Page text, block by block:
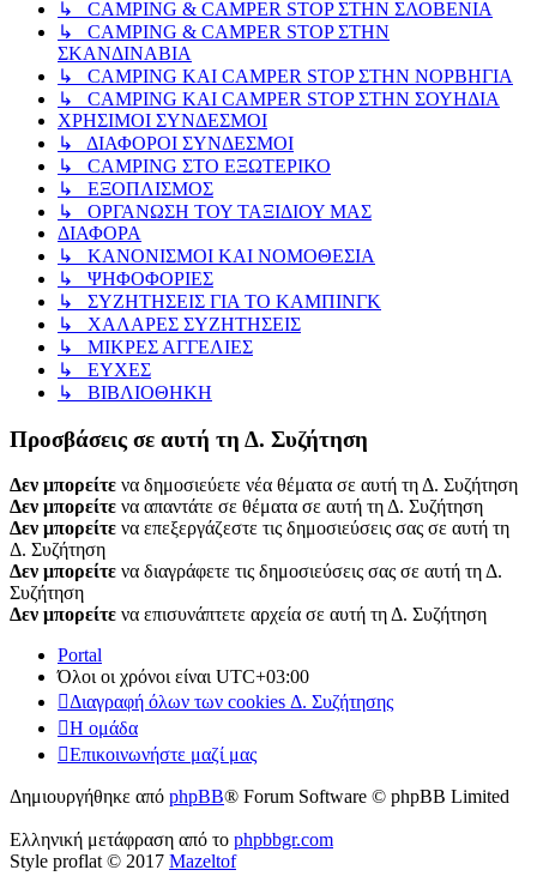
↳ CAMPING & CAMPER STOP ΣΤΗΝ ΣΛΟΒΕΝΙΑ
↳ CAMPING & CAMPER STOP ΣΤΗΝ
ΣΚΑΝΔΙΝΑΒΙΑ
↳ CAMPING KAI CAMPER STOP ΣΤΗΝ ΝΟΡΒΗΓΙΑ
↳ CAMPING KAI CAMPER STOP ΣΤΗΝ ΣΟΥΗΔΙΑ
ΧΡΗΣΙΜΟΙ ΣΥΝΔΕΣΜΟΙ
↳ ΔΙΑΦΟΡΟΙ ΣΥΝΔΕΣΜΟΙ
↳ CAMPING ΣΤΟ ΕΞΩΤΕΡΙΚΟ
↳ ΕΞΟΠΛΙΣΜΟΣ
↳ ΟΡΓΑΝΩΣΗ ΤΟΥ ΤΑΞΙΔΙΟΥ ΜΑΣ
ΔΙΑΦΟΡΑ
↳ ΚΑΝΟΝΙΣΜΟΙ ΚΑΙ ΝΟΜΟΘΕΣΙΑ
↳ ΨΗΦΟΦΟΡΙΕΣ
↳ ΣΥΖΗΤΗΣΕΙΣ ΓΙΑ ΤΟ ΚΑΜΠΙΝΓΚ
↳ ΧΑΛΑΡΕΣ ΣΥΖΗΤΗΣΕΙΣ
↳ ΜΙΚΡΕΣ ΑΓΓΕΛΙΕΣ
↳ ΕΥΧΕΣ
↳ ΒΙΒΛΙΟΘΗΚΗ
Προσβάσεις σε αυτή τη Δ. Συζήτηση
Δεν μπορείτε να δημοσιεύετε νέα θέματα σε αυτή τη Δ. Συζήτηση
Δεν μπορείτε να απαντάτε σε θέματα σε αυτή τη Δ. Συζήτηση
Δεν μπορείτε να επεξεργάζεστε τις δημοσιεύσεις σας σε αυτή τη
Δ. Συζήτηση
Δεν μπορείτε να διαγράφετε τις δημοσιεύσεις σας σε αυτή τη Δ.
Συζήτηση
Δεν μπορείτε να επισυνάπτετε αρχεία σε αυτή τη Δ. Συζήτηση
Portal
Όλοι οι χρόνοι είναι UTC+03:00
Διαγραφή όλων των cookies Δ. Συζήτησης
Η ομάδα
Επικοινωνήστε μαζί μας
Δημιουργήθηκε από phpBB® Forum Software © phpBB Limited
Ελληνική μετάφραση από το phpbbgr.com
Style proflat © 2017 Mazeltof